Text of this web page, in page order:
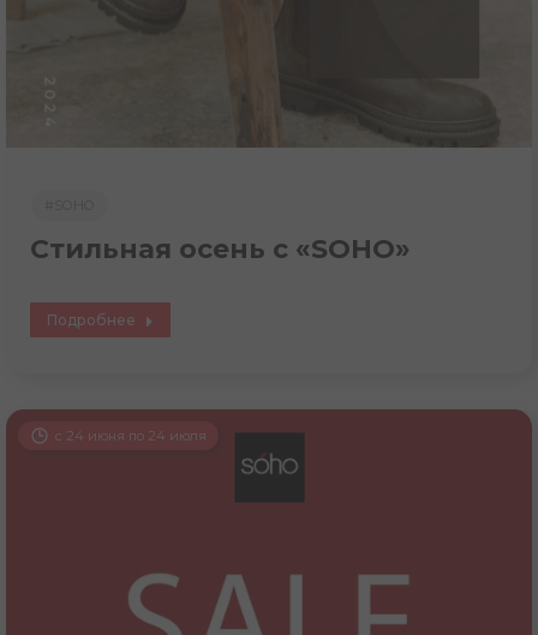
Стильная осень с «SOHO»
Подробнее
с 24 июня по 24 июля